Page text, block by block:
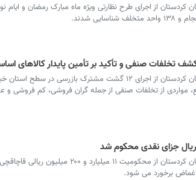
از اجرای طرح نظارتی ویژه ماه مبارک رمضان و ایام
تخلفات صنفی و تأکید بر تأمین پایدار کالاهای
سرویس کردستان - مدیرکل تعزیرات حکومتی استان کردستان از اجرای ۱۲
مواردی از تخلفات صنفی از جمله گران فروشی، کم فروشی
سرویس کردستان - مدیرکل تعزیرات حکومتی استان
برخورد می شود.